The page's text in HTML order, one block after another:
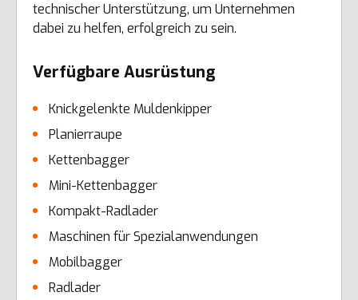
technischer Unterstützung, um Unternehmen
dabei zu helfen, erfolgreich zu sein.
Verfügbare Ausrüstung
Knickgelenkte Muldenkipper
Planierraupe
Kettenbagger
Mini-Kettenbagger
Kompakt-Radlader
Maschinen für Spezialanwendungen
Mobilbagger
Radlader